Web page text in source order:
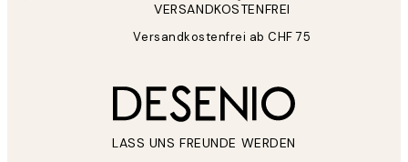
VERSANDKOSTENFREI
Versandkostenfrei ab CHF 75
LASS UNS FREUNDE WERDEN